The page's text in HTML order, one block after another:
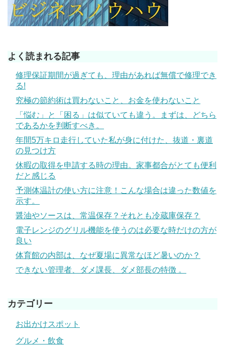
よく読まれる記事
修理保証期間が過ぎても、理由があれば無償で修理でき
る!
究極の節約術は買わないこと、お金を使わないこと
「悩む」と「困る」は似ていても違う。まずは、どちら
であるかを判断すべき。
年間5万キロ走行していた私が身に付けた、抜道・裏道
の見つけ方
休暇の取得を申請する時の理由。家事都合がとても便利
だと感じる
予測体温計の使い方に注意！こんな場合は違った数値を
示す。
醤油やソースは、常温保存？それとも冷蔵庫保存？
電子レンジのグリル機能を使うのは必要な時だけの方が
良い
体育館の内部は、なぜ夏場に異常なほど暑いのか？
できない管理者、ダメ課長、ダメ部長の特徴 。
カテゴリー
お出かけスポット
グルメ・飲食